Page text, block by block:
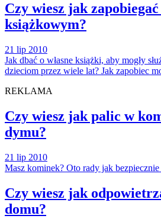
Czy wiesz jak
książkowym?
21 lip 2010
Jak dbać o własne książki, aby mogły
dzieciom przez wiele lat? Jak zapobiec
REKLAMA
Czy wiesz jak palic w
dymu?
21 lip 2010
Masz kominek? Oto rady jak
Czy wiesz jak
domu?